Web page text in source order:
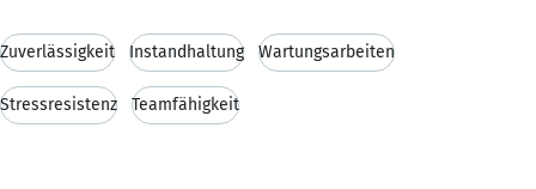
Zuverlässigkeit Instandhaltung Wartungsarbeiten
Stressresistenz Teamfähigkeit